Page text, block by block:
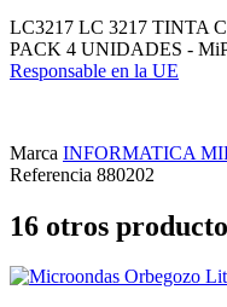
LC3217 LC 3217 TINTA
PACK 4 UNIDADES -
Responsable en la UE
Marca INFORMATICA
Referencia 880202
16 otros